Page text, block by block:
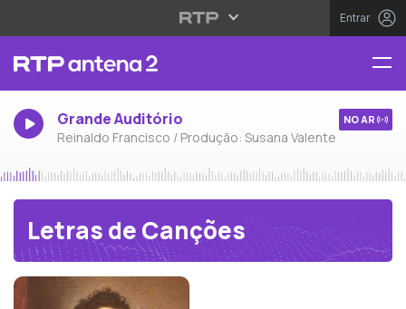
Entrar
Grande Auditório
Reinaldo Francisco / Produção: Susana Valente
NO AR
Letras de Canções